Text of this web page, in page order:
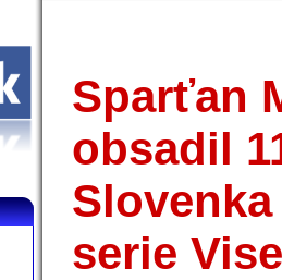
Sparťan
obsadil
serie